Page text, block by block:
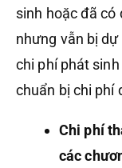
sinh hoặc đã có
nhưng vẫn bị
chi phí phát
chuẩn bị chi phí
Chi phí
các